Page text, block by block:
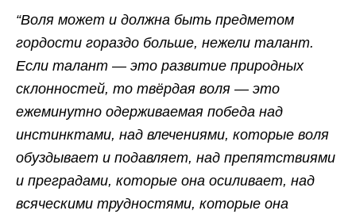
“Воля может и должна быть предметом
гордости гораздо больше, нежели талант.
Если талант — это развитие природных
склонностей, то твёрдая воля — это
ежеминутно одерживаемая победа над
инстинктами, над влечениями, которые воля
обуздывает и подавляет, над препятствиями
и преградами, которые она осиливает, над
всяческими трудностями, которые она